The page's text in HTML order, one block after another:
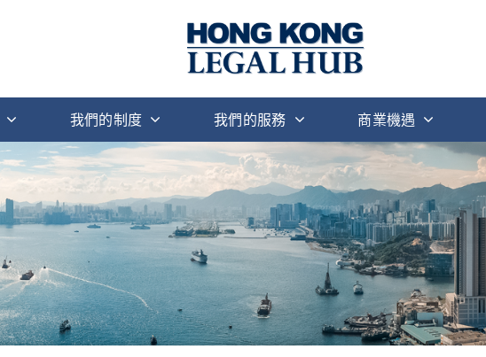
我們的制度 我們的服務 商業機遇